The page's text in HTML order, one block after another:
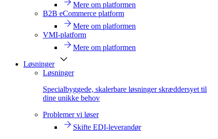
Mere om platformen
B2B eCommerce platform
Mere om platformen
VMI-platform
Mere om platformen
Løsninger
Løsninger
Specialbyggede, skalerbare løsninger skræddersyet til
dine unikke behov
Problemer vi løser
Skifte EDI-leverandør